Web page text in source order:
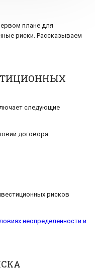
плане для
риски. Рассказываем
следующие
договора
рисков
неопределенности и